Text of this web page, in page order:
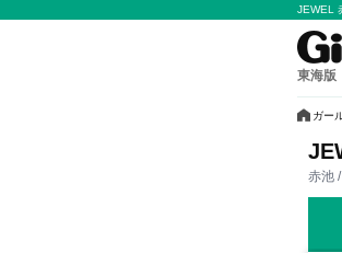
JEWEL
東海版
ガー
赤池